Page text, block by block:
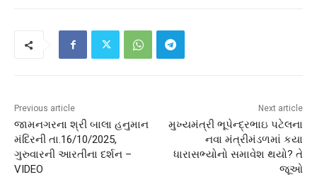
Previous article
જામનગરના શ્રી બાલા હનુમાન
મંદિરની તા.16/10/2025,
ગુરુવારની આરતીના દર્શન –
VIDEO
Next article
મુખ્યમંત્રી ભૂપેન્દ્રભાઇ પટેલના
નવા મંત્રીમંડળમાં કયા
ધારાસભ્યોનો સમાવેશ થયો? તે
જૂઓ